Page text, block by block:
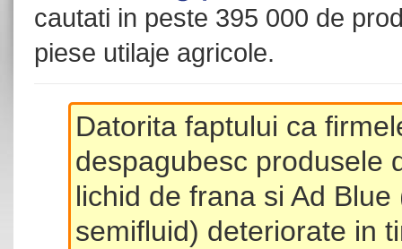
cautati in peste 395 000 de
piese utilaje agricole.
Datorita faptului ca
despagubesc produsele
lichid de frana si Ad
semifluid) deteriorate in